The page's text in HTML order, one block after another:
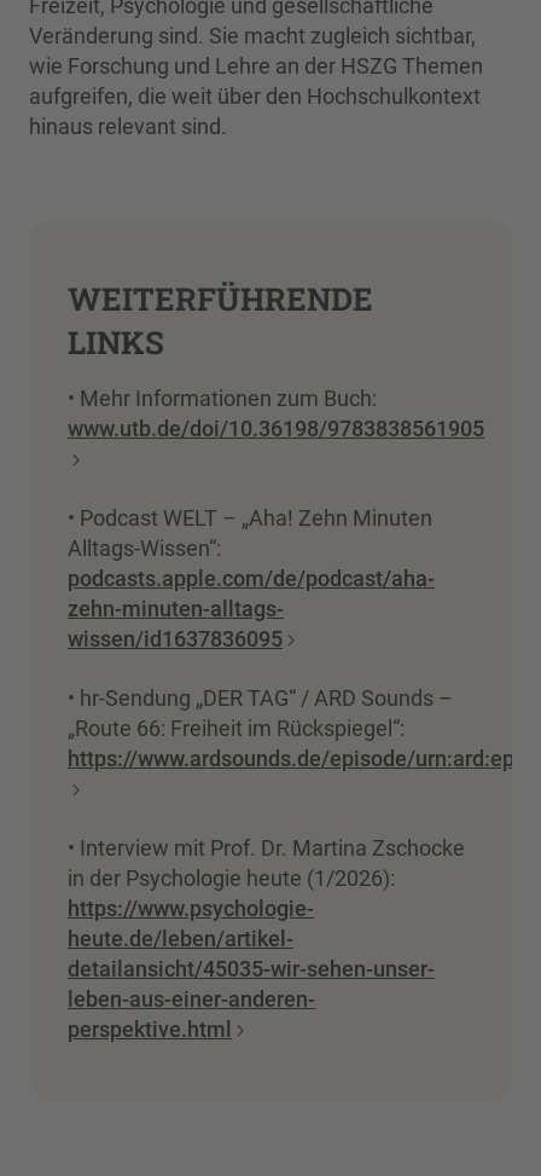
Freizeit, Psychologie und gesellschaftliche
Veränderung sind. Sie macht zugleich sichtbar,
wie Forschung und Lehre an der HSZG Themen
aufgreifen, die weit über den Hochschulkontext
hinaus relevant sind.
WEITERFÜHRENDE
LINKS
• Mehr Informationen zum Buch:
www.utb.de/doi/10.36198/9783838561905
• Podcast WELT – „Aha! Zehn Minuten
Alltags-Wissen“:
podcasts.apple.com/de/podcast/aha-
zehn-minuten-alltags-
wissen/id1637836095
• hr-Sendung „DER TAG“ / ARD Sounds –
„Route 66: Freiheit im Rückspiegel“:
https://www.ardsounds.de/episode/
• Interview mit Prof. Dr. Martina Zschocke
in der Psychologie heute (1/2026):
https://www.psychologie-
heute.de/leben/artikel-
detailansicht/45035-wir-sehen-unser-
leben-aus-einer-anderen-
perspektive.html